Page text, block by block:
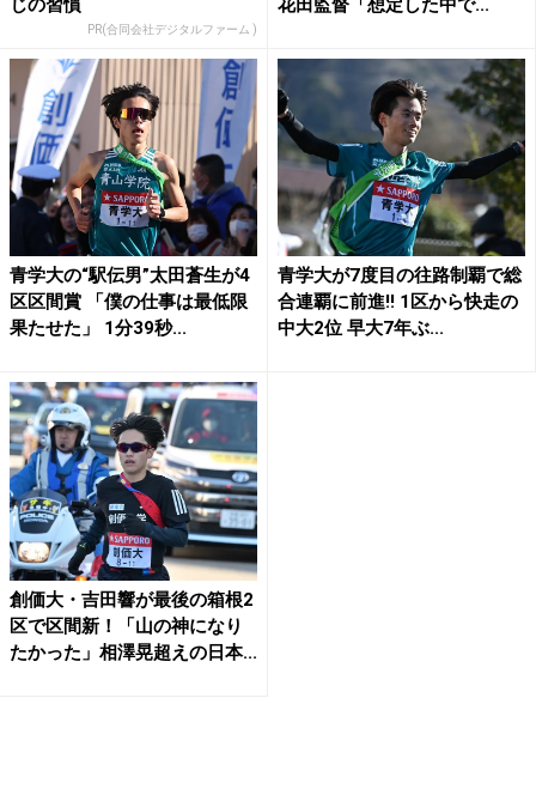
じの習慣
PR(合同会社デジタルファーム )
花田監督「想定した中で...
青学大の“駅伝男”太田蒼生が4
区区間賞 「僕の仕事は最低限
果たせた」 1分39秒...
青学大が7度目の往路制覇で総
合連覇に前進!! 1区から快走の
中大2位 早大7年ぶ...
創価大・吉田響が最後の箱根2
区で区間新！「山の神になり
たかった」相澤晃超えの日本...